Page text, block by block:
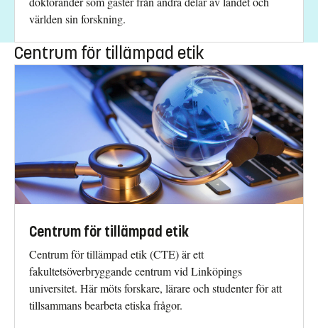
världen sin forskning.
Centrum för tillämpad etik
Centrum för tillämpad etik
Centrum för tillämpad etik (CTE) är ett
fakultetsöverbryggande centrum vid Linköpings
universitet. Här möts forskare, lärare och studenter för att
tillsammans bearbeta etiska frågor.